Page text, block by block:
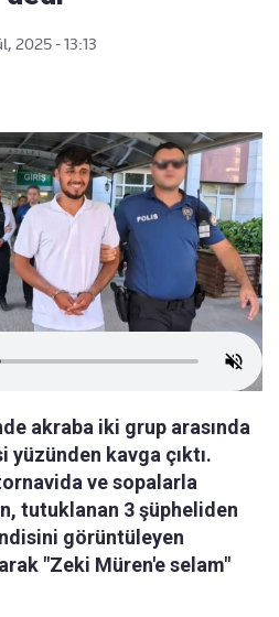
2025 - 13:13
akraba iki grup arasında
yüzünden kavga çıktı.
ve sopalarla
tutuklanan 3 şüpheliden
görüntüleyen
"Zeki Müren'e selam"